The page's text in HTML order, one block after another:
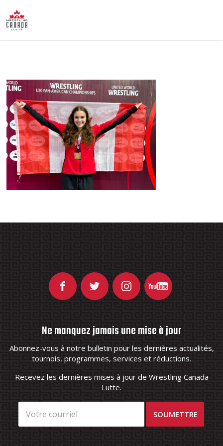
Ne manquez jamais une mise à jour
Abonnez-vous à notre bulletin pour les dernières actualités,
tournois, programmes, services et réductions.
Recevez les dernières mises à jour de Wrestling Canada
Lutte.